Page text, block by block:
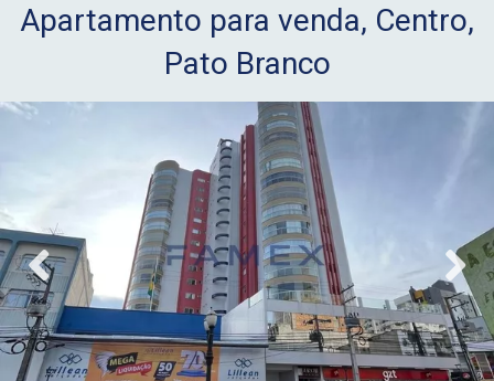
Apartamento para venda, Centro,
Pato Branco